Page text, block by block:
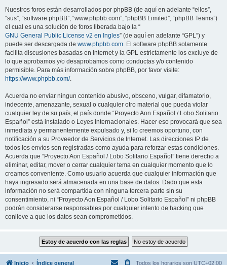
Nuestros foros están desarrollados por phpBB (de aquí en adelante “ellos”,
“sus”, “software phpBB”, “www.phpbb.com”, “phpBB Limited”, “phpBB Teams”)
el cual es una solución de foros liberada bajo la “
GNU General Public License v2 en Ingles” (de aquí en adelante “GPL”) y
puede ser descargada de www.phpbb.com. El software phpBB solamente
facilita discusiones basadas en Internet y la GPL estrictamente los excluye de
lo que aprobamos y/o desaprobamos como conductas y/o contenido
permisible. Para más información sobre phpBB, por favor visite:
https://www.phpbb.com/.
Acuerda no enviar ningun contenido abusivo, obsceno, vulgar, difamatorio,
indecente, amenazante, sexual o cualquier otro material que pueda violar
cualquier ley de su país, el país donde “Proyecto Aon Español / Lobo Solitario
Español” está instalado o Leyes Internacionales. Hacer eso provocará que sea
inmediata y permanentemente expulsado y, si lo creemos oportuno, con
notificación a su Proveedor de Servicios de Internet. Las direcciones IP de
todos los envíos son registradas como ayuda para reforzar estas condiciones.
Acuerda que “Proyecto Aon Español / Lobo Solitario Español” tiene derecho a
eliminar, editar, mover o cerrar cualquier tema en cualquier momento que lo
creamos conveniente. Como usuario acuerda que cualquier información que
haya ingresado será almacenada en una base de datos. Dado que esta
información no será compartida con ninguna tercera parte sin su
consentimiento, ni “Proyecto Aon Español / Lobo Solitario Español” ni phpBB
podrán considerarse responsables por cualquier intento de hacking que
conlleve a que los datos sean comprometidos.
Inicio Índice general Todos los horarios son UTC+02:00